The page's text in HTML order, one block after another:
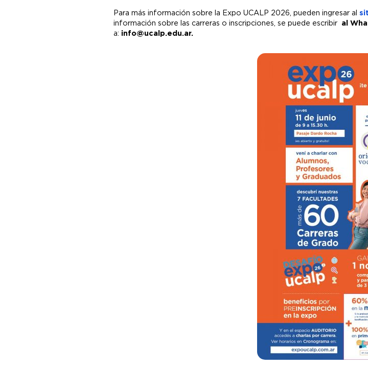
Para más información sobre la Expo UCALP 2026, pueden ingresar al
información sobre las carreras o inscripciones, se puede escribir al
a: info@ucalp.edu.ar.